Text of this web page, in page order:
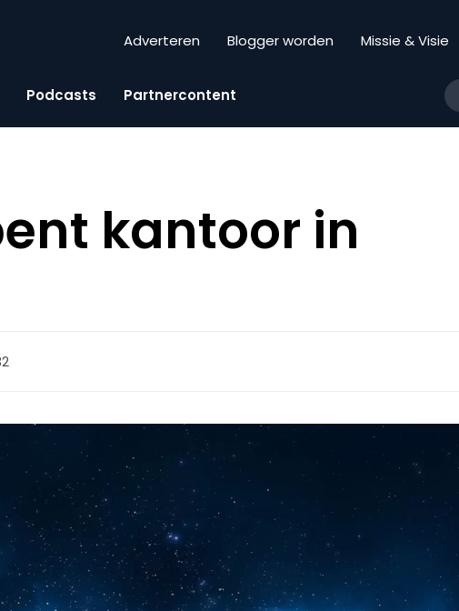
Adverteren Blogger worden Missie & Visie
Podcasts Partnercontent
kantoor in